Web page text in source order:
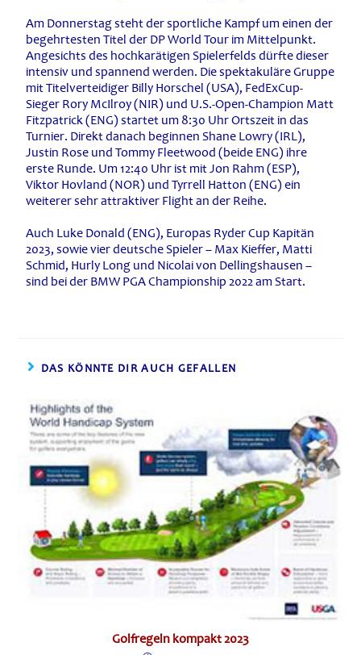
Am Donnerstag steht der sportliche Kampf um einen der
begehrtesten Titel der DP World Tour im Mittelpunkt.
Angesichts des hochkarätigen Spielerfelds dürfte dieser
intensiv und spannend werden. Die spektakuläre Gruppe
mit Titelverteidiger Billy Horschel (USA), FedExCup-
Sieger Rory McIlroy (NIR) und U.S.-Open-Champion Matt
Fitzpatrick (ENG) startet um 8:30 Uhr Ortszeit in das
Turnier. Direkt danach beginnen Shane Lowry (IRL),
Justin Rose und Tommy Fleetwood (beide ENG) ihre
erste Runde. Um 12:40 Uhr ist mit Jon Rahm (ESP),
Viktor Hovland (NOR) und Tyrrell Hatton (ENG) ein
weiterer sehr attraktiver Flight an der Reihe.
Auch Luke Donald (ENG), Europas Ryder Cup Kapitän
2023, sowie vier deutsche Spieler – Max Kieffer, Matti
Schmid, Hurly Long und Nicolai von Dellingshausen –
sind bei der BMW PGA Championship 2022 am Start.
DAS KÖNNTE DIR AUCH GEFALLEN
Golfregeln kompakt 2023